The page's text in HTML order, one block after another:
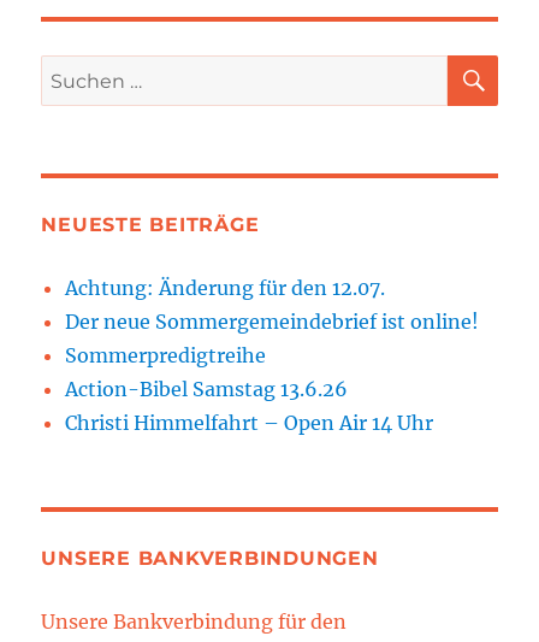
Suchen
nach:
NEUESTE BEITRÄGE
Achtung: Änderung für den 12.07.
Der neue Sommergemeindebrief ist online!
Sommerpredigtreihe
Action-Bibel Samstag 13.6.26
Christi Himmelfahrt – Open Air 14 Uhr
UNSERE BANKVERBINDUNGEN
Unsere Bankverbindung für den